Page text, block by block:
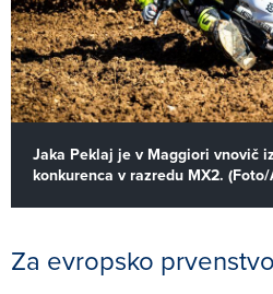
Jaka Peklaj je v Maggiori vnovič
konkurenca v razredu MX2.
Za evropsko